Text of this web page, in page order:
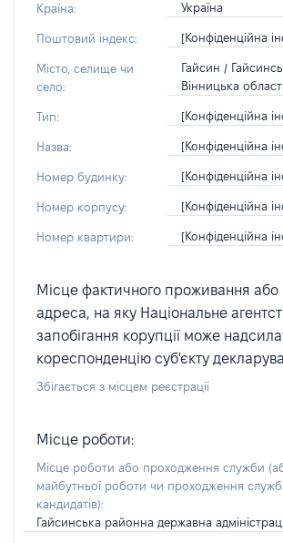
Країна: Україна
Поштовий індекс: [Конфіденційна
Місто, селище чи
село:
Гайсин /
Вінницька
Тип: [Конфіденційна
Назва: [Конфіденційна
Номер будинку: [Конфіденційна
Номер корпусу: [Конфіденційна
Номер квартири: [Конфіденційна
Місце фактичного проживання або
адреса, на яку Національне
запобігання корупції може
кореспонденцію суб'єкту
Збігається з місцем реєстрації
Місце роботи:
Місце роботи або проходження служби
майбутньої роботи чи проходження
кандидатів):
Гайсинська районна державна